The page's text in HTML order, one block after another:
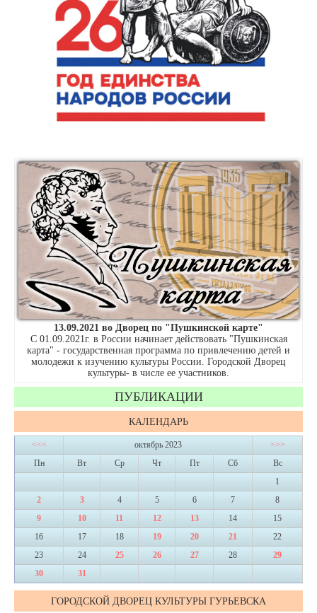
13.09.2021 во Дворец по "Пушкинской карте"
С 01.09.2021г. в России начинает действовать "Пушкинская
карта" - государственная программа по привлечению детей и
молодежи к изучению культуры России. Городской Дворец
культуры- в числе ее участников.
ПУБЛИКАЦИИ
КАЛЕНДАРЬ
<<< октябрь 2023
>>>
Пн
Вт Ср Чт Пт Сб
Вс
1
2
3 4 5 6 7
8
9
10 11 12 13 14
15
16
17 18 19 20 21
22
23
24 25 26 27 28
29
30
31
ГОРОДСКОЙ ДВОРЕЦ КУЛЬТУРЫ ГУРЬЕВСКА